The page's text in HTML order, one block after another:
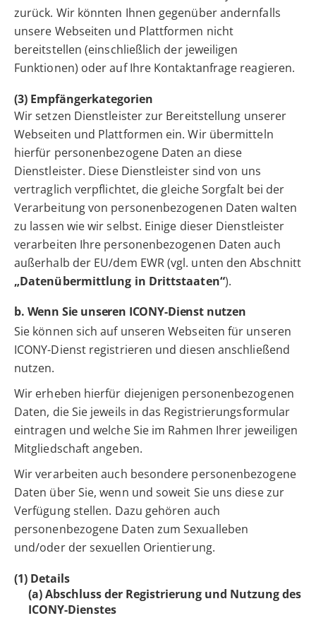
zurück. Wir könnten Ihnen gegenüber andernfalls
unsere Webseiten und Plattformen nicht
bereitstellen (einschließlich der jeweiligen
Funktionen) oder auf Ihre Kontaktanfrage reagieren.
(3) Empfängerkategorien
Wir setzen Dienstleister zur Bereitstellung unserer
Webseiten und Plattformen ein. Wir übermitteln
hierfür personenbezogene Daten an diese
Dienstleister. Diese Dienstleister sind von uns
vertraglich verpflichtet, die gleiche Sorgfalt bei der
Verarbeitung von personenbezogenen Daten walten
zu lassen wie wir selbst. Einige dieser Dienstleister
verarbeiten Ihre personenbezogenen Daten auch
außerhalb der EU/dem EWR (vgl. unten den Abschnitt
„Datenübermittlung in Drittstaaten“).
b. Wenn Sie unseren ICONY-Dienst nutzen
Sie können sich auf unseren Webseiten für unseren
ICONY-Dienst registrieren und diesen anschließend
nutzen.
Wir erheben hierfür diejenigen personenbezogenen
Daten, die Sie jeweils in das Registrierungsformular
eintragen und welche Sie im Rahmen Ihrer jeweiligen
Mitgliedschaft angeben.
Wir verarbeiten auch besondere personenbezogene
Daten über Sie, wenn und soweit Sie uns diese zur
Verfügung stellen. Dazu gehören auch
personenbezogene Daten zum Sexualleben
und/oder der sexuellen Orientierung.
(1) Details
(a) Abschluss der Registrierung und Nutzung des
ICONY-Dienstes